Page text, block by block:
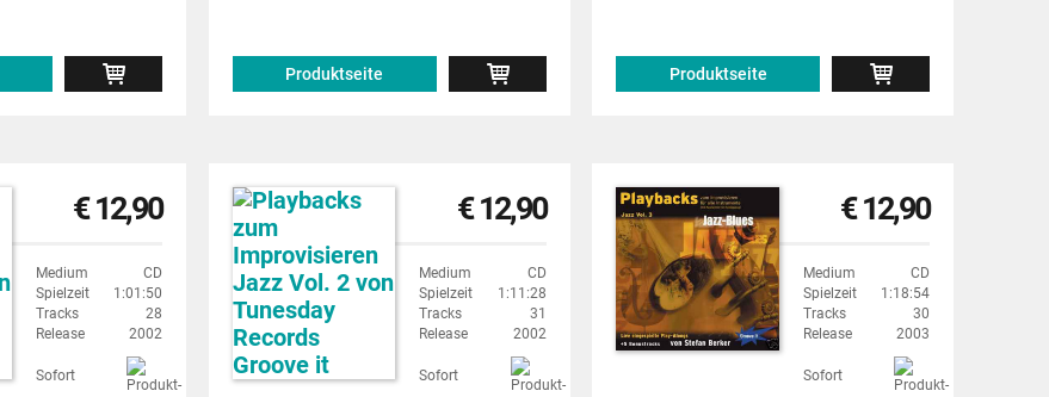
Produktseite Produktseite
€ 12,90
Medium
CD
Spielzeit
1:01:50
Tracks
28
Release
2002
Sofort
€ 12,90
Medium
CD
Spielzeit
1:11:28
Tracks
31
Release
2002
Sofort
€ 12,90
Medium
CD
Spielzeit
1:18:54
Tracks
30
Release
2003
Sofort